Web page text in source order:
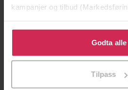
kampanjer og tilbud
Klikk på «Godta alle» for å gi oss
bruke cookies for alle disse
tilpasse ditt samtykke til
Godta alle
Tilpass
Biological Theories
Men, Revised
Anne Fausto-Sterling